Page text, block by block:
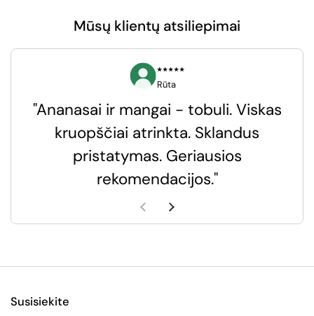
Mūsų klientų atsiliepimai
⭑⭑⭑⭑⭑
Rūta
"Ananasai ir mangai - tobuli. Viskas
kruopščiai atrinkta. Sklandus
pristatymas. Geriausios
rekomendacijos."
Ankstesnė skaidrė
Kita skaidrė
Susisiekite